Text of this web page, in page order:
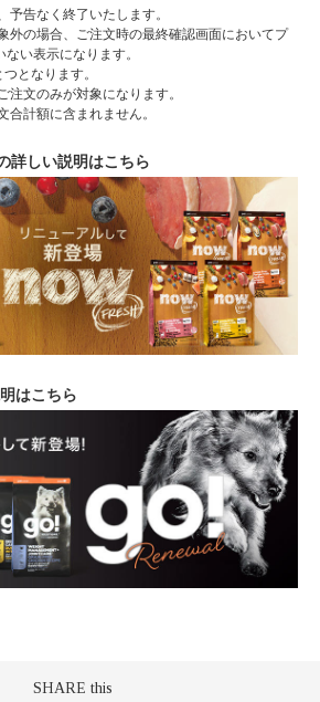
告なく終了いたします。
外の場合、ご注文時の最終確認画面においてプ
い表示になります。
となります。
注文のみが対象になります。
合計額に含まれません。
詳しい説明はこちら
はこちら
SHARE this